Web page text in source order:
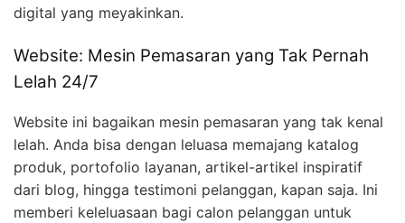
digital yang meyakinkan.
Website: Mesin Pemasaran yang Tak Pernah
Lelah 24/7
Website ini bagaikan mesin pemasaran yang tak kenal
lelah. Anda bisa dengan leluasa memajang katalog
produk, portofolio layanan, artikel-artikel inspiratif
dari blog, hingga testimoni pelanggan, kapan saja. Ini
memberi keleluasaan bagi calon pelanggan untuk